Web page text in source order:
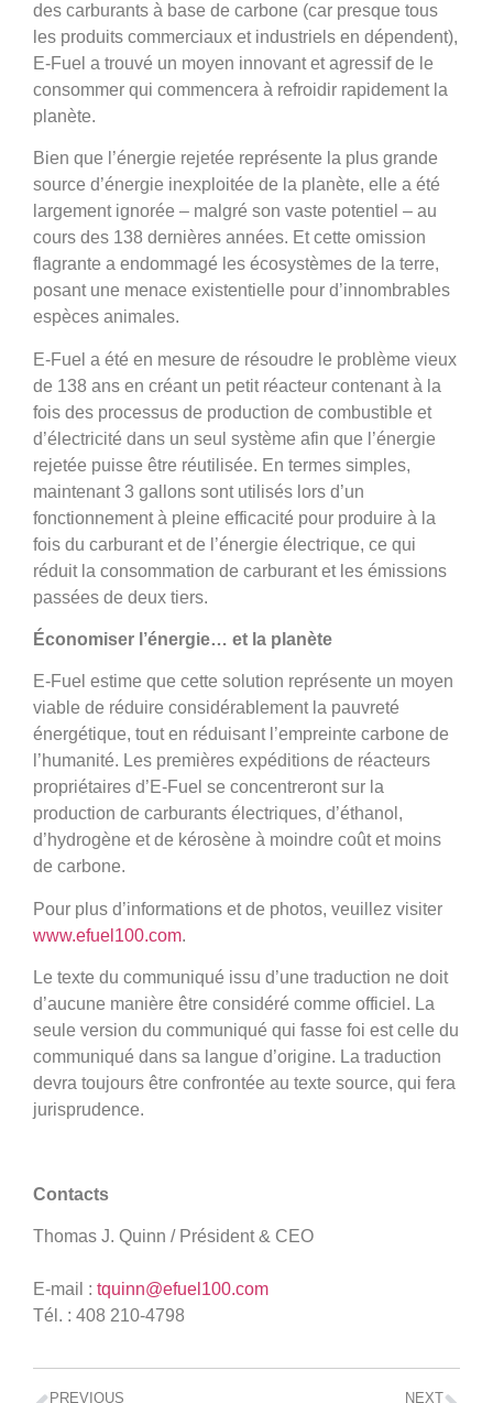
des carburants à base de carbone (car presque tous
les produits commerciaux et industriels en dépendent),
E-Fuel a trouvé un moyen innovant et agressif de le
consommer qui commencera à refroidir rapidement la
planète.
Bien que l’énergie rejetée représente la plus grande
source d’énergie inexploitée de la planète, elle a été
largement ignorée – malgré son vaste potentiel – au
cours des 138 dernières années. Et cette omission
flagrante a endommagé les écosystèmes de la terre,
posant une menace existentielle pour d’innombrables
espèces animales.
E-Fuel a été en mesure de résoudre le problème vieux
de 138 ans en créant un petit réacteur contenant à la
fois des processus de production de combustible et
d’électricité dans un seul système afin que l’énergie
rejetée puisse être réutilisée. En termes simples,
maintenant 3 gallons sont utilisés lors d’un
fonctionnement à pleine efficacité pour produire à la
fois du carburant et de l’énergie électrique, ce qui
réduit la consommation de carburant et les émissions
passées de deux tiers.
Économiser l’énergie… et la planète
E-Fuel estime que cette solution représente un moyen
viable de réduire considérablement la pauvreté
énergétique, tout en réduisant l’empreinte carbone de
l’humanité. Les premières expéditions de réacteurs
propriétaires d’E-Fuel se concentreront sur la
production de carburants électriques, d’éthanol,
d’hydrogène et de kérosène à moindre coût et moins
de carbone.
Pour plus d’informations et de photos, veuillez visiter
www.efuel100.com.
Le texte du communiqué issu d’une traduction ne doit
d’aucune manière être considéré comme officiel. La
seule version du communiqué qui fasse foi est celle du
communiqué dans sa langue d’origine. La traduction
devra toujours être confrontée au texte source, qui fera
jurisprudence.
Contacts
Thomas J. Quinn / Président & CEO
E-mail : tquinn@efuel100.com
Tél. : 408 210-4798
PREVIOUS NEXT